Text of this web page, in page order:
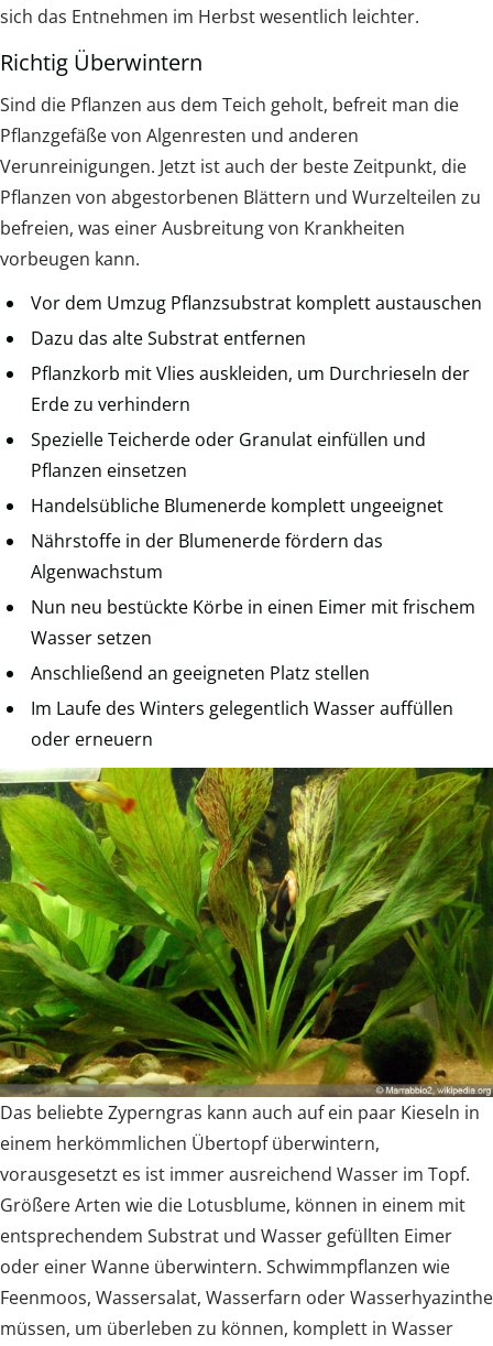
sich das Entnehmen im Herbst wesentlich leichter.
Richtig Überwintern
Sind die Pflanzen aus dem Teich geholt, befreit man die
Pflanzgefäße von Algenresten und anderen
Verunreinigungen. Jetzt ist auch der beste Zeitpunkt, die
Pflanzen von abgestorbenen Blättern und Wurzelteilen zu
befreien, was einer Ausbreitung von Krankheiten
vorbeugen kann.
Vor dem Umzug Pflanzsubstrat komplett austauschen
Dazu das alte Substrat entfernen
Pflanzkorb mit Vlies auskleiden, um Durchrieseln der
Erde zu verhindern
Spezielle Teicherde oder Granulat einfüllen und
Pflanzen einsetzen
Handelsübliche Blumenerde komplett ungeeignet
Nährstoffe in der Blumenerde fördern das
Algenwachstum
Nun neu bestückte Körbe in einen Eimer mit frischem
Wasser setzen
Anschließend an geeigneten Platz stellen
Im Laufe des Winters gelegentlich Wasser auffüllen
oder erneuern
Das beliebte Zyperngras kann auch auf ein paar Kieseln in
einem herkömmlichen Übertopf überwintern,
vorausgesetzt es ist immer ausreichend Wasser im Topf.
Größere Arten wie die Lotusblume, können in einem mit
entsprechendem Substrat und Wasser gefüllten Eimer
oder einer Wanne überwintern. Schwimmpflanzen wie
Feenmoos, Wassersalat, Wasserfarn oder Wasserhyazinthe
müssen, um überleben zu können, komplett in Wasser